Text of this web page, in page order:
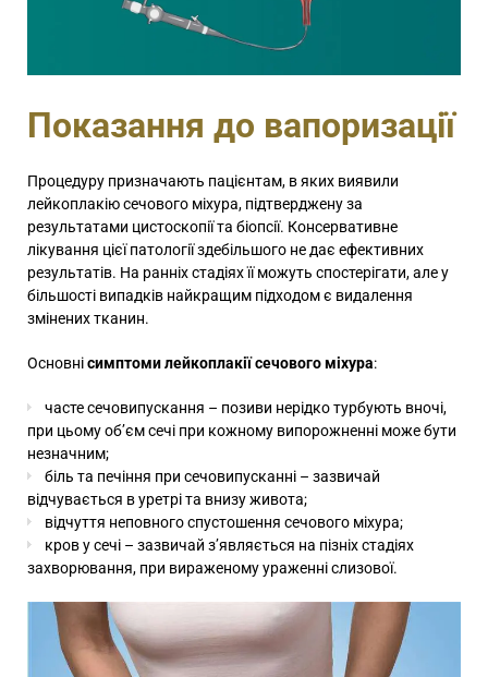
Показання до вапоризації
Процедуру призначають пацієнтам, в яких виявили
лейкоплакію сечового міхура, підтверджену за
результатами цистоскопії та біопсії. Консервативне
лікування цієї патології здебільшого не дає ефективних
результатів. На ранніх стадіях її можуть спостерігати, але у
більшості випадків найкращим підходом є видалення
змінених тканин.
Основнісимптоми лейкоплакії сечового міхура:
часте сечовипускання – позиви нерідко турбують вночі,
при цьому об’єм сечі при кожному випорожненні може бути
незначним;
біль та печіння при сечовипусканні – зазвичай
відчувається в уретрі та внизу живота;
відчуття неповного спустошення сечового міхура;
кров у сечі – зазвичай з’являється на пізніх стадіях
захворювання, при вираженому ураженні слизової.